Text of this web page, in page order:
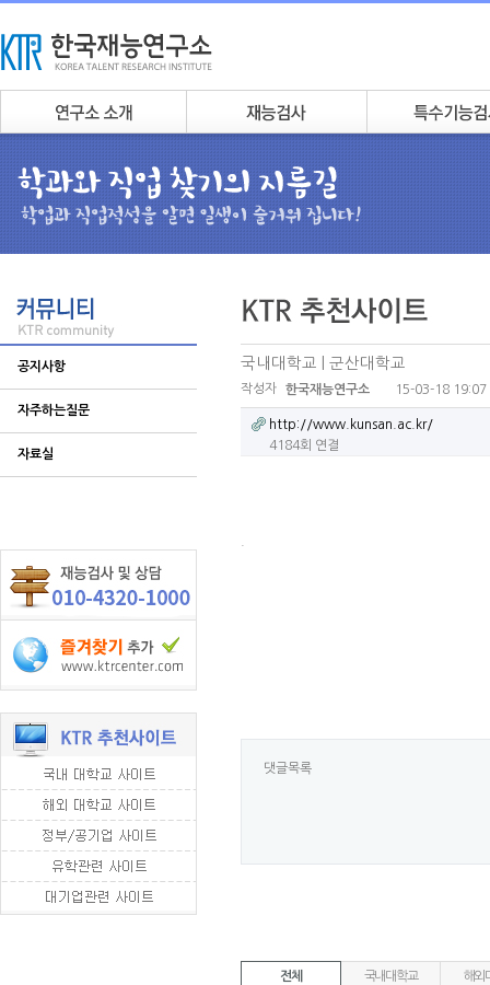
공지사항
자주하는질문
자료실
국내대학교 | 군산대학교
작성자 한국재능연구소 15-03-18 19:07
http://www.kunsan.ac.kr/
4184회 연결
댓글목록
전체 국내대학교 해외